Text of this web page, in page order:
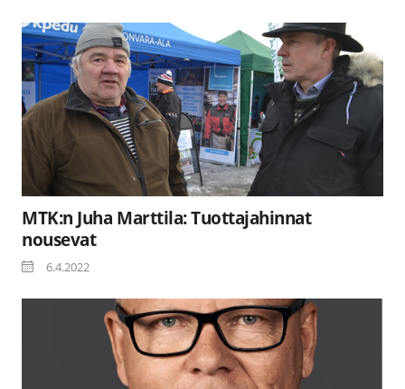
MTK:n Juha Marttila: Tuottajahinnat
nousevat
6.4.2022